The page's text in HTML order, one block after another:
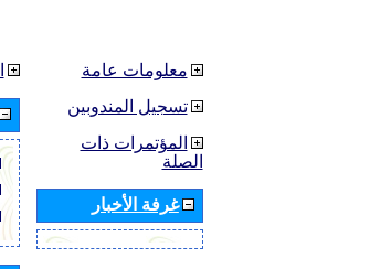
معلومات عامة
تسجيل المندوبين
المؤتمرات ذات
الصلة
غرفة الأخبار